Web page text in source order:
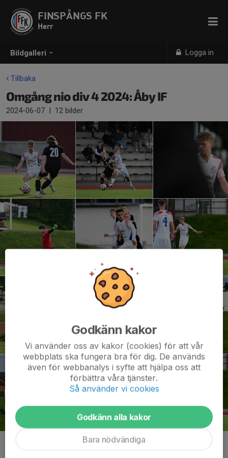
Bildgalleri Logga in
FINSPÅNGS FK
Herr
Tillbaka
Omgång nio div 4 2024: Åby IF
2024-06-07 | 12 bilder
Godkänn kakor
Vi använder oss av kakor (cookies) för att vår
webbplats ska fungera bra för dig. De används
även för webbanalys i syfte att hjälpa oss att
förbättra våra tjänster.
Så använder vi cookies
Godkänn alla kakor
Bara nödvändiga